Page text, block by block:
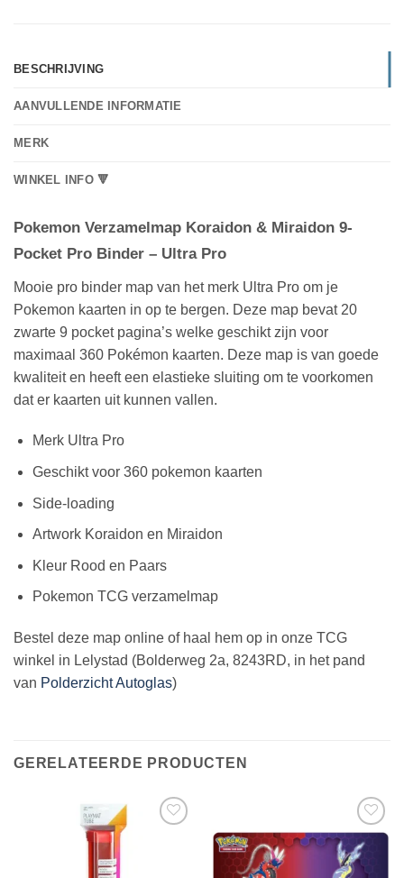
BESCHRIJVING
AANVULLENDE INFORMATIE
MERK
WINKEL INFO 🔻
Pokemon Verzamelmap Koraidon & Miraidon 9-
Pocket Pro Binder – Ultra Pro
Mooie pro binder map van het merk Ultra Pro om je
Pokemon kaarten in op te bergen. Deze map bevat 20
zwarte 9 pocket pagina’s welke geschikt zijn voor
maximaal 360 Pokémon kaarten. Deze map is van goede
kwaliteit en heeft een elastieke sluiting om te voorkomen
dat er kaarten uit kunnen vallen.
Merk Ultra Pro
Geschikt voor 360 pokemon kaarten
Side-loading
Artwork Koraidon en Miraidon
Kleur Rood en Paars
Pokemon TCG verzamelmap
Bestel deze map online of haal hem op in onze TCG
winkel in Lelystad (Bolderweg 2a, 8243RD, in het pand
van Polderzicht Autoglas)
GERELATEERDE PRODUCTEN